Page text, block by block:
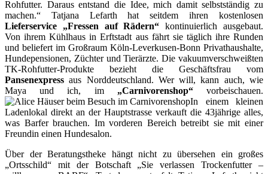
Rohfutter. Daraus entstand die Idee, mich damit selbstständig zu
machen.“ Tatjana Lefarth hat seitdem ihren kostenlosen
Lieferservice „Fressen auf Rädern“ kontinuierlich ausgebaut.
Von ihrem Kühlhaus in Erftstadt aus fährt sie täglich ihre Runden
und beliefert im Großraum Köln-Leverkusen-Bonn Privathaushalte,
Hundepensionen, Züchter und Tierärzte. Die vakuumverschweißten
TK-Rohfutter-Produkte bezieht die Geschäftsfrau vom
Pansenexpressaus Norddeutschland. Wer will, kann auch, wie
Maya und ich, im „Carnivorenshop“vorbeischauen.
In einem kleinen
Ladenlokal direkt an der Hauptstrasse verkauft die 43jährige alles,
was Barfer brauchen. Im vorderen Bereich betreibt sie mit einer
Freundin einen Hundesalon.
Über der Beratungstheke hängt nicht zu übersehen ein großes
„Ortsschild“ mit der Botschaft „Sie verlassen Trockenfutter –